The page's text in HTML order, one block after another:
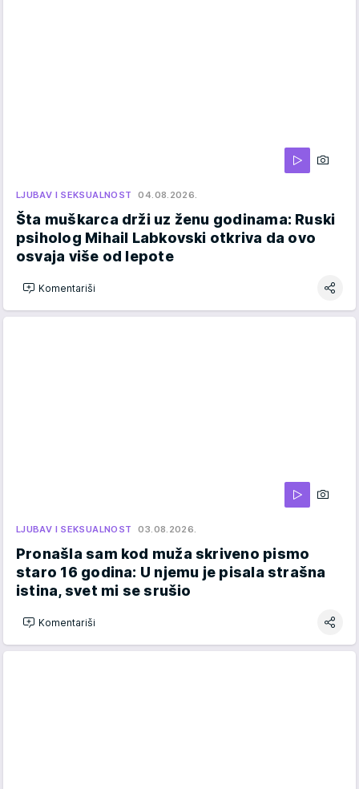
LJUBAV I SEKSUALNOST 04.08.2026.
Šta muškarca drži uz ženu godinama: Ruski
psiholog Mihail Labkovski otkriva da ovo
osvaja više od lepote
Komentariši
LJUBAV I SEKSUALNOST 03.08.2026.
Pronašla sam kod muža skriveno pismo
staro 16 godina: U njemu je pisala strašna
istina, svet mi se srušio
Komentariši